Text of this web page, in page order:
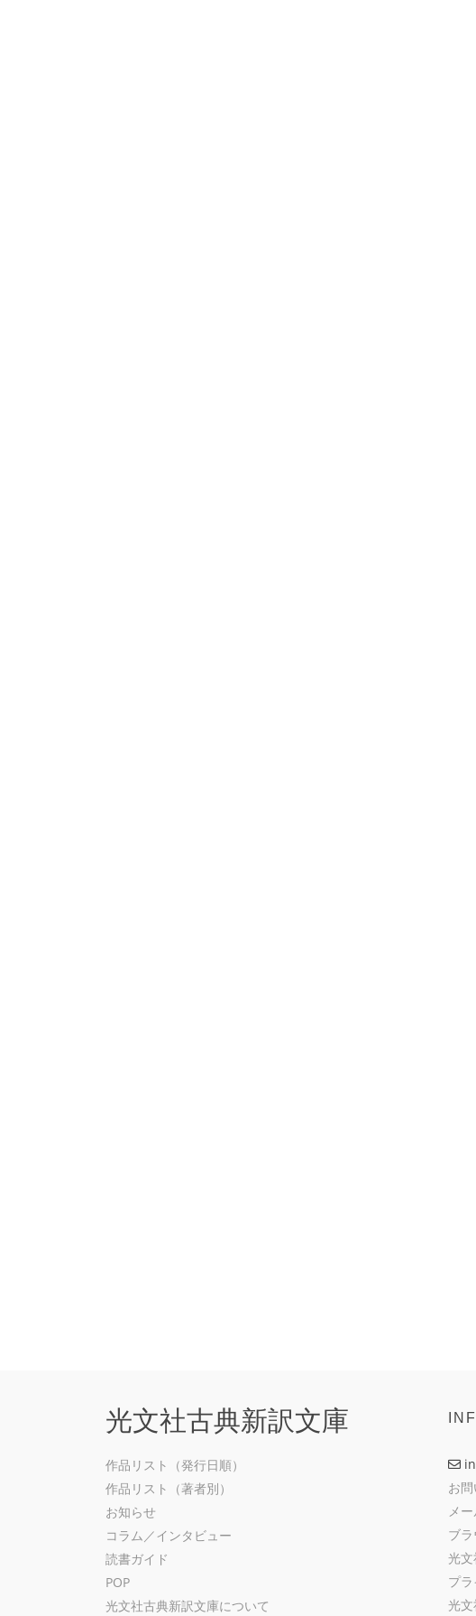
光文社古典新訳文庫
作品リスト（発行日順）
作品リスト（著者別）
お知らせ
コラム／インタビュー
読書ガイド
POP
光文社古典新訳文庫について
お
メ
ブ
光
プ
光文